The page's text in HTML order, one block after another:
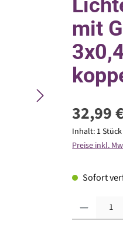
mit
32,99
Inhalt: 1 Stück
Preise inkl.
Sofort